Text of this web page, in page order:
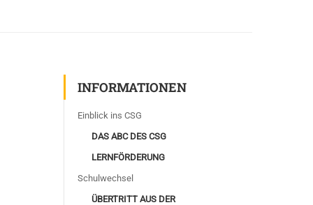
INFORMATIONEN
Einblick ins CSG
DAS ABC DES CSG
LERNFÖRDERUNG
Schulwechsel
ÜBERTRITT AUS DER